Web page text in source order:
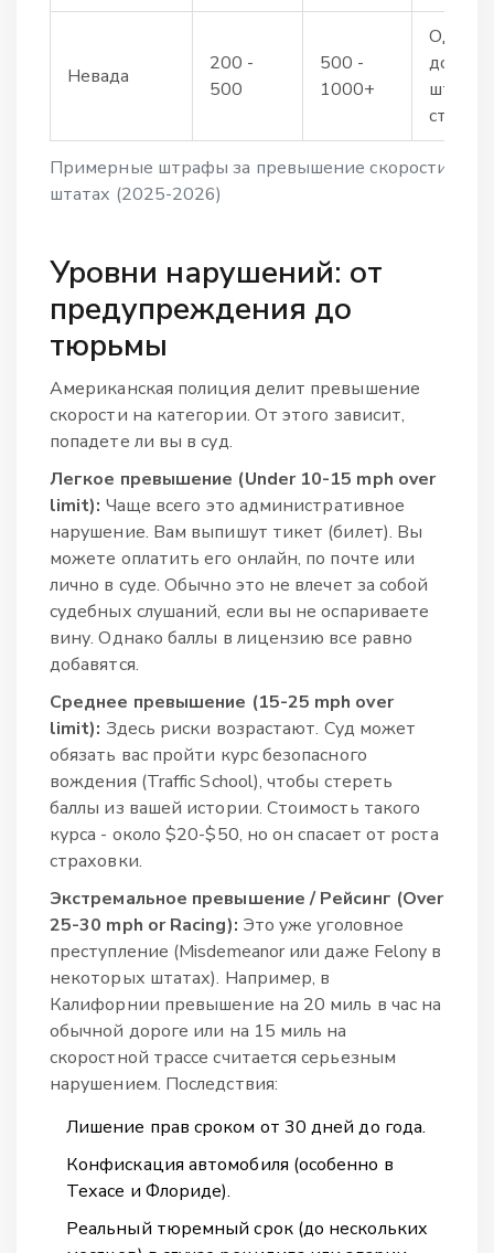
Примерные штрафы за превышение скорости в
штатах (2025-2026)
Невада
200 -
500
500 -
1000+
Одни
стране
Уровни нарушений: от
предупреждения до
тюрьмы
Американская полиция делит превышение
скорости на категории. От этого зависит,
попадете ли вы в суд.
Легкое превышение (Under 10-15 mph over
limit): Чаще всего это административное
нарушение. Вам выпишут тикет (билет). Вы
можете оплатить его онлайн, по почте или
лично в суде. Обычно это не влечет за собой
судебных слушаний, если вы не оспариваете
вину. Однако баллы в лицензию все равно
добавятся.
Среднее превышение (15-25 mph over
limit): Здесь риски возрастают. Суд может
обязать вас пройти курс безопасного
вождения (Traffic School), чтобы стереть
баллы из вашей истории. Стоимость такого
курса - около $20-$50, но он спасает от роста
страховки.
Экстремальное превышение / Рейсинг (Over
25-30 mph or Racing): Это уже уголовное
преступление (Misdemeanor или даже Felony в
некоторых штатах). Например, в
Калифорнии превышение на 20 миль в час на
обычной дороге или на 15 миль на
скоростной трассе считается серьезным
нарушением. Последствия:
Лишение прав сроком от 30 дней до года.
Конфискация автомобиля (особенно в
Техасе и Флориде).
Реальный тюремный срок (до нескольких